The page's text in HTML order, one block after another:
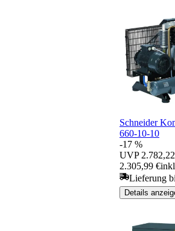
Schneider
660-10-10
-17 %
UVP
2.305,99 €
Lieferung
Details